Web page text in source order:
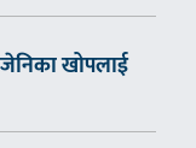
खोपलाई